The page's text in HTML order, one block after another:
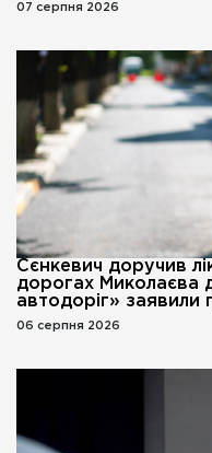
07 серпня 2026
Сєнкевич доручив
дорогах Миколаєва
автодоріг» заявили
06 серпня 2026